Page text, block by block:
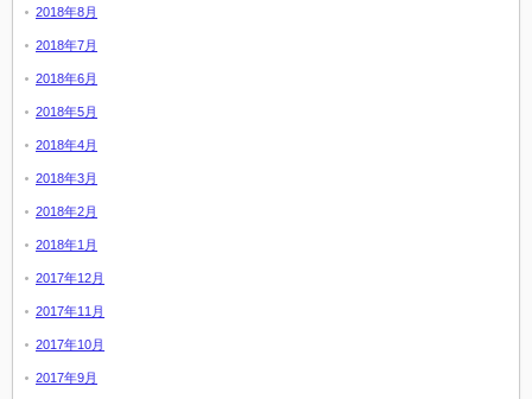
2018年8月
2018年7月
2018年6月
2018年5月
2018年4月
2018年3月
2018年2月
2018年1月
2017年12月
2017年11月
2017年10月
2017年9月